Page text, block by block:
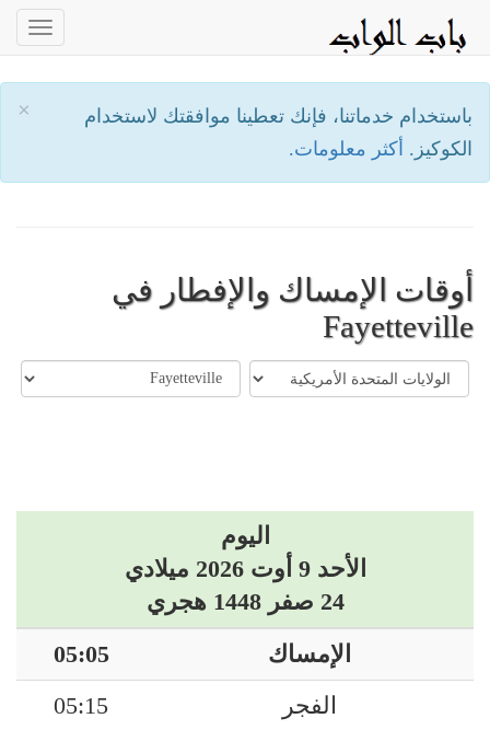
×
باستخدام خدماتنا، فإنك تعطينا موافقتك لاستخدام
الكوكيز. أكثر معلومات.
أوقات الإمساك والإفطار في
Fayetteville
اليوم
الأحد 9 أوت 2026 ميلادي
24 صفر 1448 هجري
الإمساك
05:05
الفجر
05:15